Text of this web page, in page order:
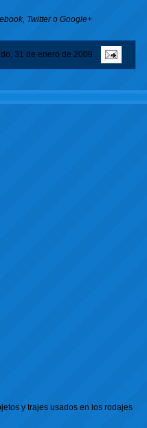
Twitter o Google+
31 de enero de 2009
y trajes usados en los rodajes